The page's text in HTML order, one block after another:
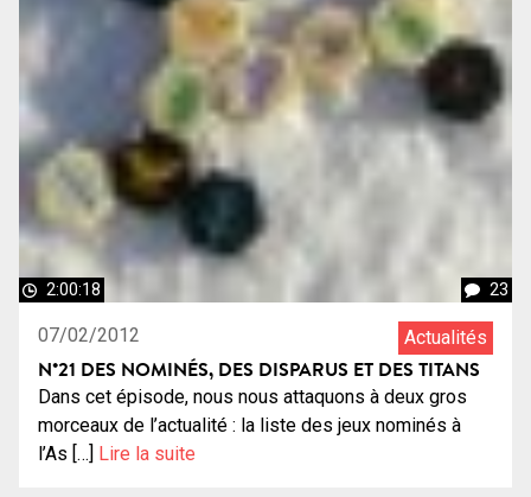
2:00:18 23
07/02/2012 Actualités
N°21 DES NOMINÉS, DES DISPARUS ET DES TITANS
Dans cet épisode, nous nous attaquons à deux gros
morceaux de l’actualité : la liste des jeux nominés à
l’As […] Lire la suite